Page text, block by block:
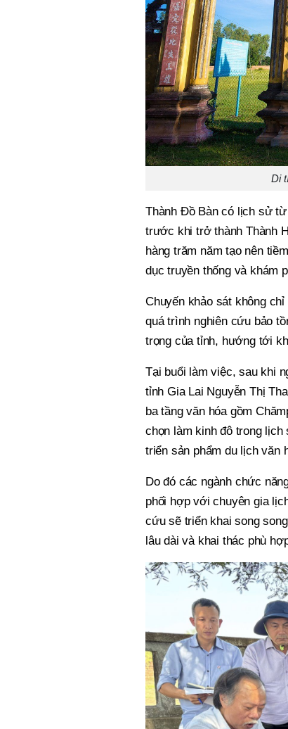
Di
Thành Đồ Bàn có lịch sử
trước khi trở thành Thành
hàng trăm năm tạo nên
dục truyền thống và khám
Chuyến khảo sát không
quá trình nghiên cứu bảo
trọng của tỉnh, hướng tới
Tại buổi làm việc, sau khi
tỉnh Gia Lai Nguyễn Thị
ba tầng văn hóa gồm
chọn làm kinh đô trong
triển sản phẩm du lịch văn
Do đó các ngành chức
phối hợp với chuyên gia
cứu sẽ triển khai song
lâu dài và khai thác phù